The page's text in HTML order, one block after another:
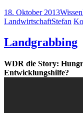
18. Oktober 2013Wissen
LandwirtschaftStefan
Landgrabbing
WDR die Story:
Entwicklungshilfe?